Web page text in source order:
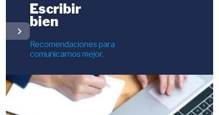
chevron_right
Escribir
bien
Recomendaciones para
comunicarnos mejor.